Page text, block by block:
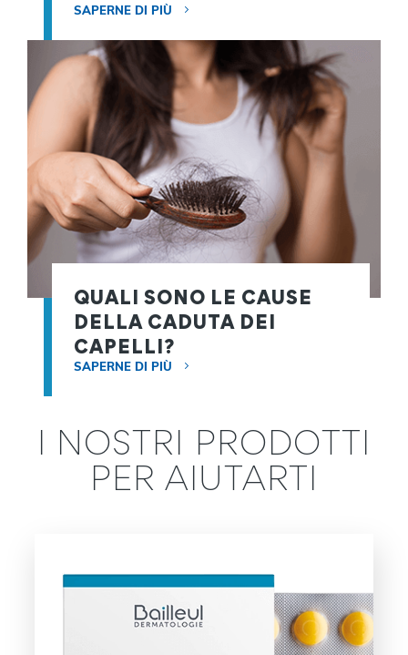
SAPERNE DI PIÙ
QUALI SONO LE CAUSE
DELLA CADUTA DEI
CAPELLI?
SAPERNE DI PIÙ
I NOSTRI PRODOTTI
PER AIUTARTI